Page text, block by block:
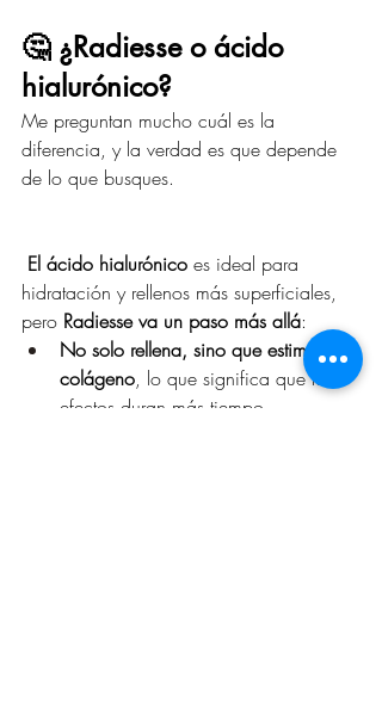
🤔 ¿Radiesse o ácido
hialurónico?
Me preguntan mucho cuál es la
diferencia, y la verdad es que depende
de lo que busques.
El ácido hialurónico es ideal para
hidratación y rellenos más superficiales,
pero Radiesse va un paso más allá:
No solo rellena, sino que estimula
colágeno, lo que significa que los
efectos duran más tiempo.